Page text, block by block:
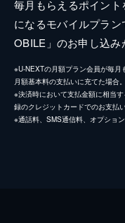
毎月もらえるポイン
になるモバイルプラ
OBILE」のお申し込み
※U-NEXTの月額プラン会員が毎
月額基本料の支払いに充てた場合。
※決済時において支払金額に相当
録のクレジットカードでのお支払
※通話料、SMS通信料、オプショ